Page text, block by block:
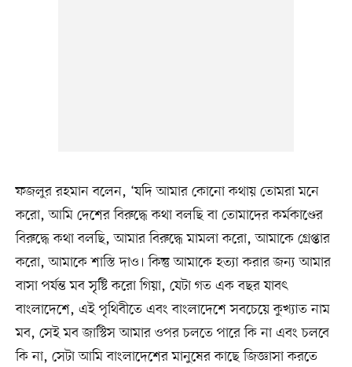
ফজলুর রহমান বলেন, ‘যদি আমার কোনো কথায় তোমরা মনে
করো, আমি দেশের বিরুদ্ধে কথা বলছি বা তোমাদের কর্মকাণ্ডের
বিরুদ্ধে কথা বলছি, আমার বিরুদ্ধে মামলা করো, আমাকে গ্রেপ্তার
করো, আমাকে শাস্তি দাও। কিন্তু আমাকে হত্যা করার জন্য আমার
বাসা পর্যন্ত মব সৃষ্টি করো গিয়া, যেটা গত এক বছর যাবৎ
বাংলাদেশে, এই পৃথিবীতে এবং বাংলাদেশে সবচেয়ে কুখ্যাত নাম
মব, সেই মব জাস্টিস আমার ওপর চলতে পারে কি না এবং চলবে
কি না, সেটা আমি বাংলাদেশের মানুষের কাছে জিজ্ঞাসা করতে